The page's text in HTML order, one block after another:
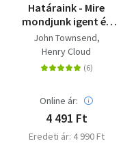
Határaink - Mire
mondjunk igent és
mire nemet, hogy
saját kézben
tarthassuk az
életünket? - bővített
John Townsend
Henry Cloud
Online ár:
4 491 Ft
Eredeti ár: 4 990 Ft